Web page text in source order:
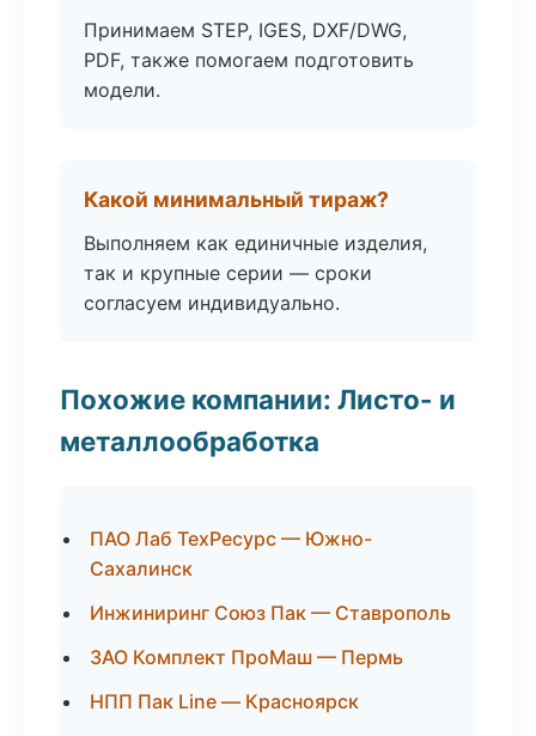
Принимаем STEP, IGES, DXF/DWG,
PDF, также помогаем подготовить
модели.
Какой минимальный тираж?
Выполняем как единичные изделия,
так и крупные серии — сроки
согласуем индивидуально.
Похожие компании: Листо- и
металлообработка
ПАО Лаб ТехРесурс — Южно-
Сахалинск
Инжиниринг Союз Пак — Ставрополь
ЗАО Комплект ПроМаш — Пермь
НПП Пак Line — Красноярск